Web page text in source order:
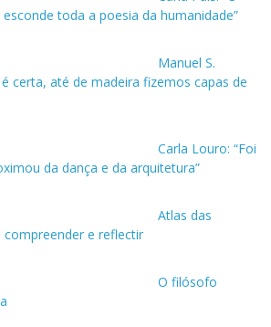
toda a poesia da humanidade”
Manuel S.
certa, até de madeira fizemos capas de
Carla Louro: “Foi
da dança e da arquitetura”
Atlas das
compreender e reflectir
O filósofo